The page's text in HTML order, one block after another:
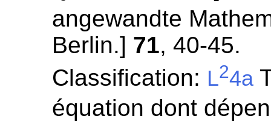
angewandte
Berlin.] 71, 40-45.
Classification: L24a
équation dont